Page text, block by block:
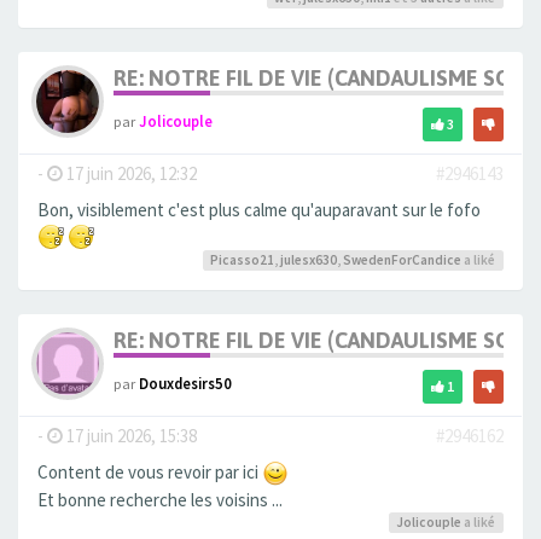
RE: NOTRE FIL DE VIE (CANDAULISME
parJolicouple 3
- 17 juin 2026, 12:32
#2946143
Bon, visiblement c'est plus calme qu'auparavant sur le fofo
Picasso21 julesx630 SwedenForCandice a liké
RE: NOTRE FIL DE VIE (CANDAULISME
parDouxdesirs50 1
- 17 juin 2026, 15:38
#2946162
Content de vous revoir par ici
Et bonne recherche les voisins ...
Jolicouple a liké